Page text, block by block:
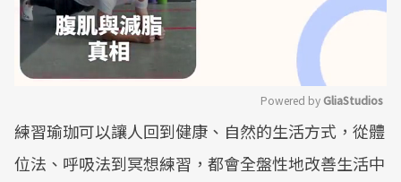
Mute
Powered by GliaStudios
練習瑜珈可以讓人回到健康、自然的生活方式，從體
位法、呼吸法到冥想練習，都會全盤性地改善生活中